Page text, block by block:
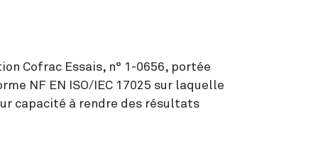
Cofrac Essais, n° 1-0656, portée
NF EN ISO/IEC 17025 sur laquelle
capacité à rendre des résultats